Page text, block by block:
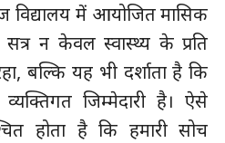
विद्यालय में आयोजित मासिक
न केवल स्वास्थ्य के प्रति
बल्कि यह भी दर्शाता है कि
जिम्मेदारी है। ऐसे
होता है कि हमारी सोच